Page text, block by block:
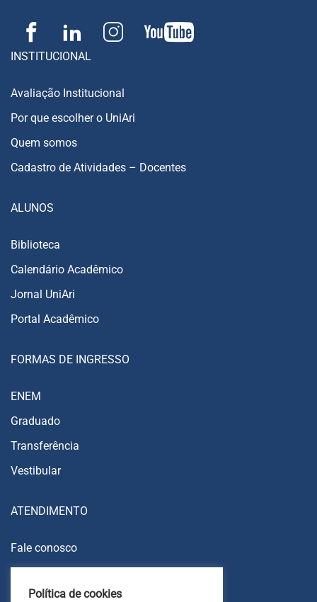
INSTITUCIONAL
Avaliação Institucional
Por que escolher o UniAri
Quem somos
Cadastro de Atividades – Docentes
ALUNOS
Biblioteca
Calendário Acadêmico
Jornal UniAri
Portal Acadêmico
FORMAS DE INGRESSO
ENEM
Graduado
Transferência
Vestibular
ATENDIMENTO
Fale conosco
Ouvidoria
Política de cookies